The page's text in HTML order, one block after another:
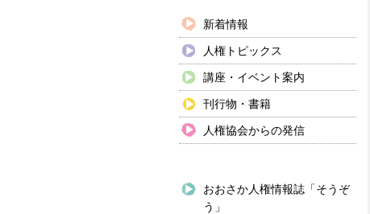
新着情報
人権トピックス
講座・イベント案内
刊行物・書籍
人権協会からの発信
おおさか人権情報誌「そうぞ
う」